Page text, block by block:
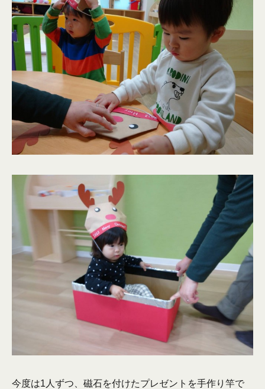
今度は1人ずつ、磁石を付けたプレゼントを手作り竿で